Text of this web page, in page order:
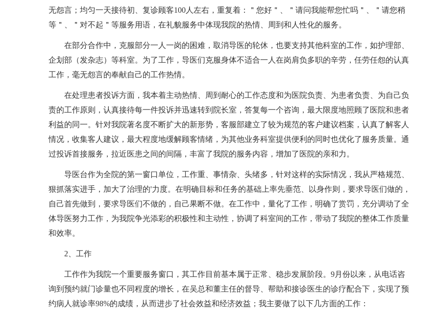
无怨言；均匀一天接待初、复诊顾客100人左右，重复着：＂您好＂、＂请问我能帮您忙吗＂、＂请您稍
等＂、＂对不起＂等服务用语，在礼貌服务中体现我院的热情、周到和人性化的服务。
在部分合作中，克服部分一人一岗的困难，取消导医的轮休，也要支持其他科室的工作，如护理部、
企划部（发杂志）等科室。为了工作，导医们克服身体不适合一人在岗肩负多职的辛劳，任劳任怨的认真
工作，毫无怨言的奉献自己的工作热情。
在处理患者投诉方面，我本着主动热情、周到耐心的工作态度和为医院负责、为患者负责、为自己负
责的工作原则，认真接待每一件投诉并迅速转到院长室，答复每一个咨询，最大限度地照顾了医院和患者
利益的同一。针对我院著名度不断扩大的新形势，客服部建立了较为规范的客户建议档案，认真了解客人
情况，收集客人建议，最大程度地缓解顾客情绪，为其他业务科室提供便利的同时也优化了服务质量。通
过投诉首接服务，拉近医患之间的间隔，丰富了我院的服务内容，增加了医院的亲和力。
导医台作为全院的第一窗口单位，工作重、事情杂、头绪多，针对这样的实际情况，我从严格规范、
狠抓落实进手，加大了治理的'力度。在明确目标和任务的基础上率先垂范、以身作则，要求导医们做的，
自己首先做到，要求导医们不做的，自己果断不做。在工作中，量化了工作，明确了赏罚，充分调动了全
体导医努力工作，为我院争光添彩的积极性和主动性，协调了科室间的工作，带动了我院的整体工作质量
和效率。
2、工作
工作作为我院一个重要服务窗口，其工作目前基本属于正常、稳步发展阶段。9月份以来，从电话咨
询到预约就门诊量也不同程度的增长，在吴总和董主任的督导、帮助和接诊医生的诊疗配合下，实现了预
约病人就诊率98%的成绩，从而进步了社会效益和经济效益；我主要做了以下几方面的工作：